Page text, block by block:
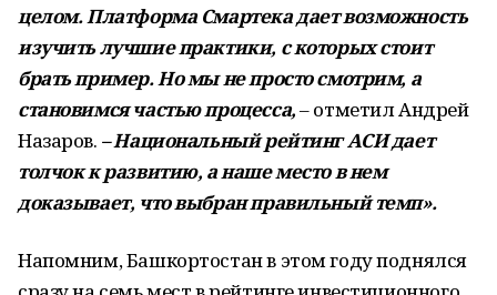
целом. Платформа Смартека дает возможность
изучить лучшие практики, с которых стоит
брать пример. Но мы не просто смотрим, а
становимся частью процесса,– отметил Андрей
Назаров. – Национальный рейтинг АСИ дает
толчок к развитию, а наше место в нем
доказывает, что выбран правильный темп».
Напомним, Башкортостан в этом году поднялся